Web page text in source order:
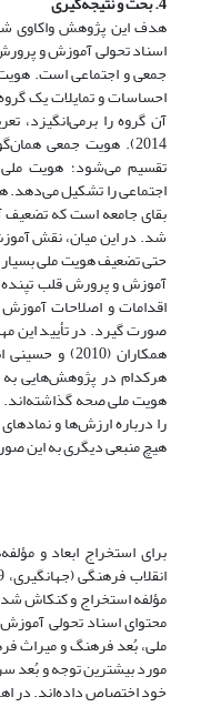
هدف این پژوهش واکاوی
اسناد تحولی آموزش و
جمعی و اجتماعی است.
احساسات و تمایلات یک
آن گروه را برمی‌انگیزد،
2014). هویت جمعی
تقسیم می‌شود؛ هویت
اجتماعی را تشکیل می‌دهد.
بقای جامعه است که
شد. در این میان، نقش
حتی تضعیف هویت ملی
آموزش و پرورش قلب تپنده
اقدامات و اصلاحات
صورت گیرد. در تأیید این
هرکدام در پژوهش‌هایی
هویت ملی صحه گذاشته‌اند.
را درباره ارزش‌ها و
هیچ منبعی دیگری به این
برای استخراج ابعاد و
مؤلفه استخراج و کنکاش
محتوای اسناد تحولی
خود اختصاص داده‌اند. در